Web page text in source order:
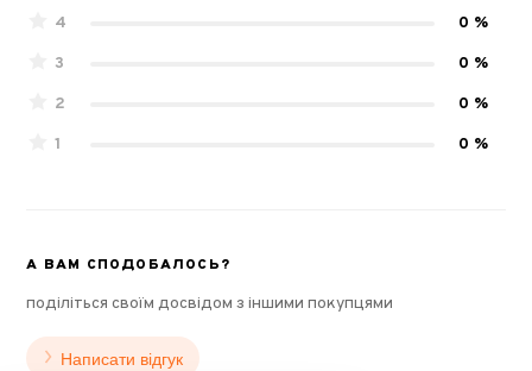
4
0 %
3
0 %
2
0 %
1
0 %
А ВАМ СПОДОБАЛОСЬ?
поділіться своїм досвідом з іншими покупцями
Написати відгук